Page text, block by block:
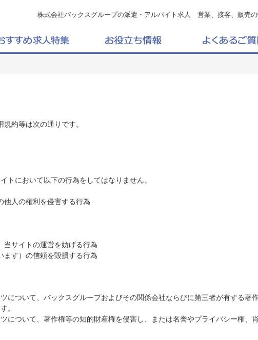
株式会社バックスグループの派遣・アルバイト求人 営業、接客、販売
約等は次の通りです。
トにおいて以下の行為をしてはなりません。
他人の権利を侵害する行為
当サイトの運営を妨げる行為
ます）の信頼を毀損する行為
について、バックスグループおよびその関係会社ならびに第三者が有する著
。
について、著作権等の知的財産権を侵害し、または名誉やプライバシー権、